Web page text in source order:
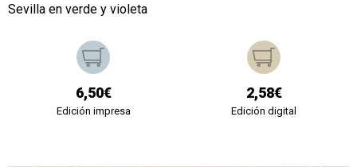
Sevilla en verde y violeta
6,50€
Edición impresa
2,58€
Edición digital